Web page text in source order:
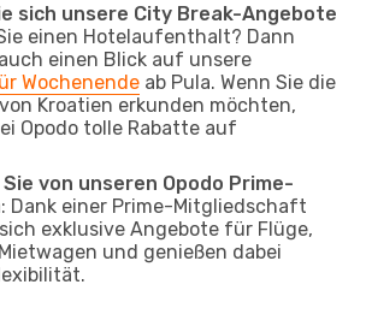
sich unsere City Break-Angebote
einen Hotelaufenthalt? Dann
einen Blick auf unsere
Wochenende ab Pula. Wenn Sie die
Kroatien erkunden möchten,
Opodo tolle Rabatte auf
von unseren Opodo Prime-
: Dank einer Prime-Mitgliedschaft
exklusive Angebote für Flüge,
und genießen dabei